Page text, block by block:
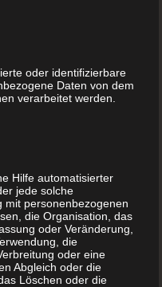
oder identifizierbare
Daten von dem
verarbeitet werden.
Hilfe automatisierter
jede solche
mit personenbezogenen
die Organisation, das
oder Veränderung,
die
oder eine
Abgleich oder die
Löschen oder die